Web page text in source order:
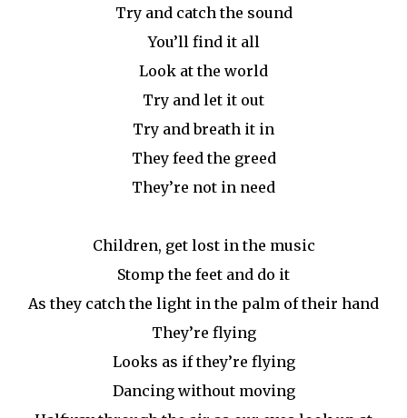
Try and catch the sound
You’ll find it all
Look at the world
Try and let it out
Try and breath it in
They feed the greed
They’re not in need
Children, get lost in the music
Stomp the feet and do it
As they catch the light in the palm of their hand
They’re flying
Looks as if they’re flying
Dancing without moving